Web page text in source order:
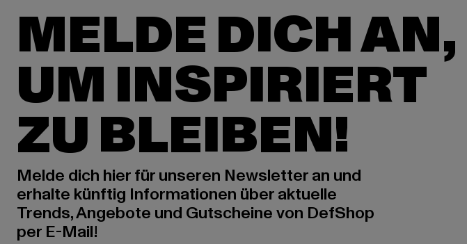
MELDE DICH AN,
UM INSPIRIERT
ZU BLEIBEN!
Melde dich hier für unseren Newsletter an und
erhalte künftig Informationen über aktuelle
Trends, Angebote und Gutscheine von DefShop
per E-Mail!